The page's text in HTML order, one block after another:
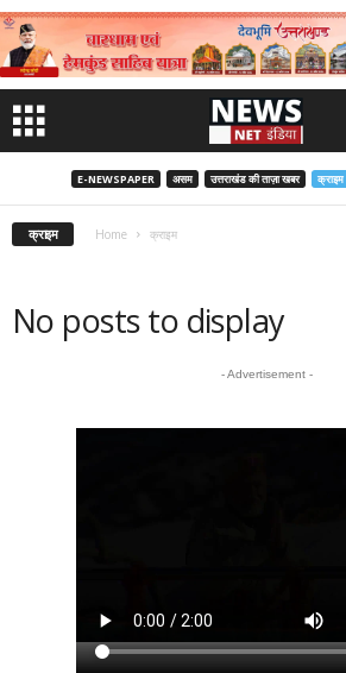
E-NEWSPAPER असम उत्तराखंड की ताज़ा खबर क्राइम
क्राइम Home क्राइम
No posts to display
- Advertisement -